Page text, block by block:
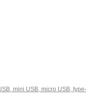
mini USB, micro USB,